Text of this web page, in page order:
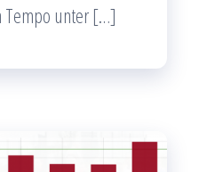
Tempo unter […]